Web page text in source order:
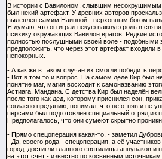
В истории с Вавилоном, слывшим несокрушимым
был некий артефакт. У древних авторов
вылеплен самим Наинной - верховным богом
Я думаю, что он играл некую важную роль в
психику окружающих Вавилон врагов. Редкие
полностью послушными своей воле - подобными
предположить, что через этот артефакт входили
непокорных.
- А как же в таком случае их смогли победить
- Вот в том то и вопрос. На самом деле Кир был
понятие маг, магия восходит к самоназванию
Астиага, Мандана. С детства Кир был наделён
после того как дед, которому приснился сон,
согласно преданию, понимал, что не отняв и не
персами был подготовлен специальный отряд из
Предполагалось, что они сумеют скрытно
- Прямо спецоперация какая-то, - заметил
- Да, своего рода - спецоперация, а её
город, достигли главного святилища аннунаков
на этот счет - известно по косвенным